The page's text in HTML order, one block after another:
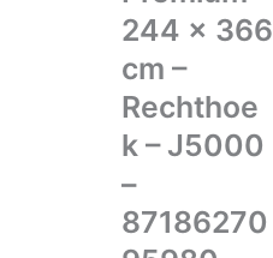
244 x 366
cm –
Rechthoe
k – J5000
–
87186270